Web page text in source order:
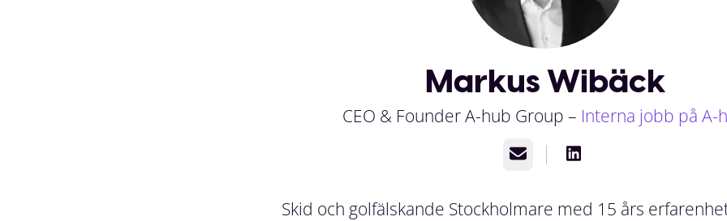
Markus Wibäck
CEO & Founder A-hub Group – Interna jobb på A-
E-post
Skid och golfälskande Stockholmare med 15 års